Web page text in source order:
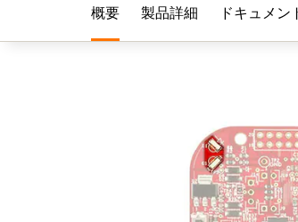
概要 製品詳細 ドキュメン